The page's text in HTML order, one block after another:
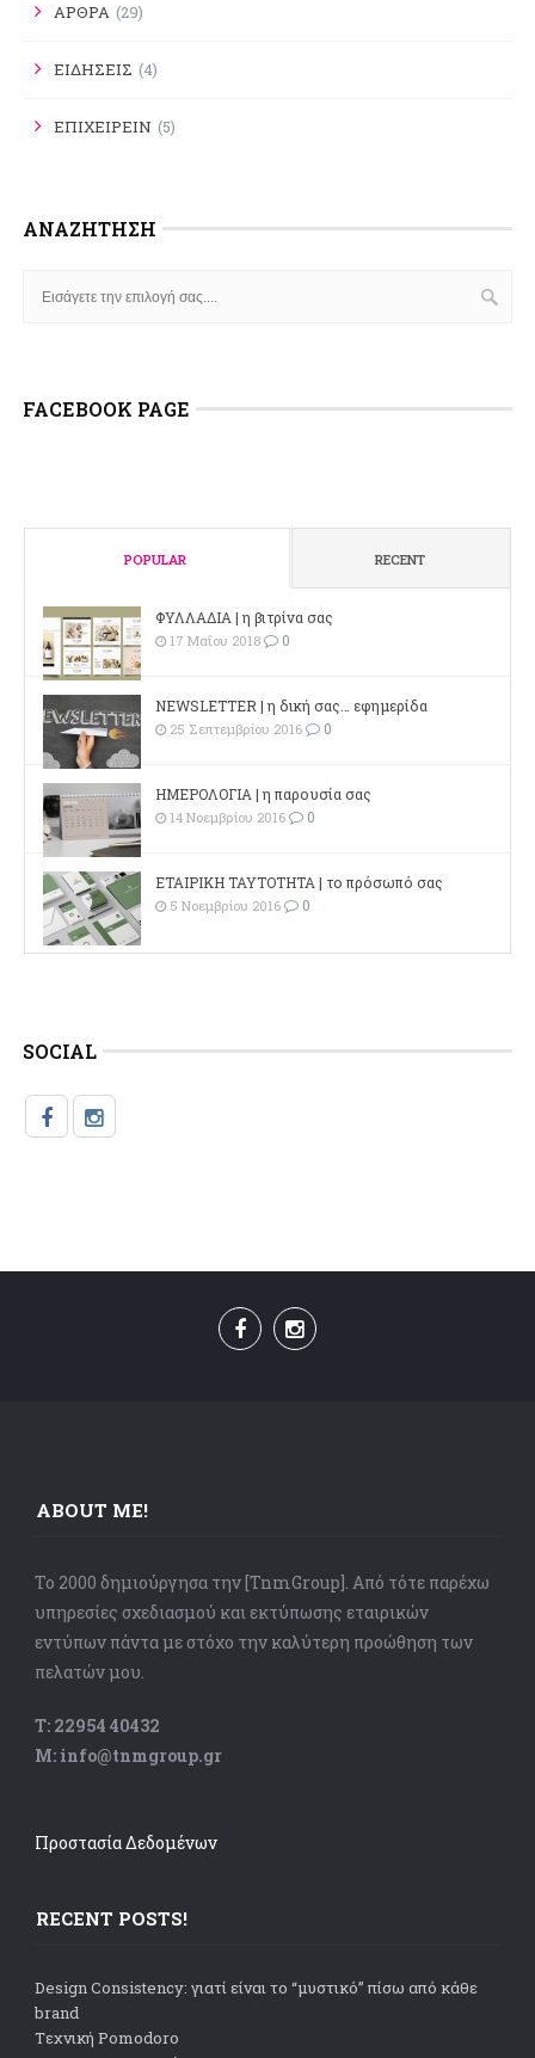
ΑΡΘΡΑ (29)
ΕΙΔΗΣΕΙΣ (4)
ΕΠΙΧΕΙΡΕΙΝ (5)
ΑΝΑΖΉΤΗΣΗ
FACEBOOK PAGE
POPULAR RECENT
ΦΥΛΛΑΔΙΑ | η βιτρίνα σας
17 Μαΐου 2018 0
NEWSLETTER | η δική σας… εφημερίδα
25 Σεπτεμβρίου 2016 0
ΗΜΕΡΟΛΟΓΙΑ | η παρουσία σας
14 Νοεμβρίου 2016 0
ΕΤΑΙΡΙΚΗ ΤΑΥΤΟΤΗΤΑ | το πρόσωπό σας
5 Νοεμβρίου 2016 0
SOCIAL
ABOUT ME!
Το 2000 δημιούργησα την [TnmGroup]. Από τότε παρέχω
υπηρεσίες σχεδιασμού και εκτύπωσης εταιρικών
εντύπων πάντα με στόχο την καλύτερη προώθηση των
πελατών μου.
Τ: 22954 40432
Μ: info@tnmgroup.gr
Προστασία Δεδομένων
RECENT POSTS!
Design Consistency: γιατί είναι το “μυστικό” πίσω από κάθε
brand
Tεχνική Pomodoro